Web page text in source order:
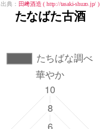
出典： 田﨑酒造 ( http://tasaki-shuzo.jp/ )
たなばた古酒